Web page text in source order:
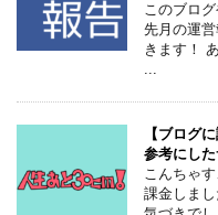
このブロ
先月の運
きます！
...
【ブログ
参考にし
こんちゃ
課金しま